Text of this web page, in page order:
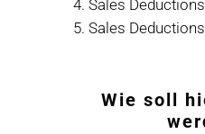
Sales
Sales Deductions
Wie soll